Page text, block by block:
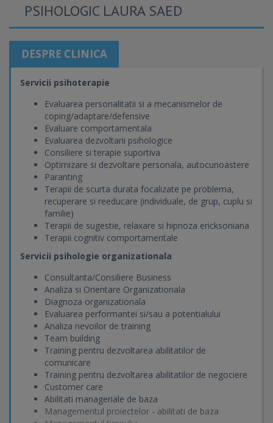
PSIHOLOGIC LAURA SAED
DESPRE CLINICA
Servicii psihoterapie
Evaluarea personalitatii si a mecanismelor de
coping/adaptare/defensive
Evaluare comportamentala
Evaluarea dezvoltarii psihologice
Consiliere si terapie suportiva
Optimizare si dezvoltare personala, autocunoastere
Paranting
Terapii de scurta durata focalizate pe problema,
recuperare si reeducare (individuale, de grup, cuplu si
familie)
Terapii de sugestie, relaxare si hipnoza ericksoniana
Terapii cognitiv comportamentale
Servicii psihologie organizationala
Consultanta/Consiliere Business
Analiza si Orientare Organizationala
Diagnoza organizationala
Evaluarea performantei si/sau a potentialului
Analiza nevoilor de training
Team building
Training pentru dezvoltarea abilitatilor de
comunicare
Training pentru dezvoltarea abilitatilor de negociere
Customer care
Abilitati manageriale de baza
Managementul proiectelor - abilitati de baza